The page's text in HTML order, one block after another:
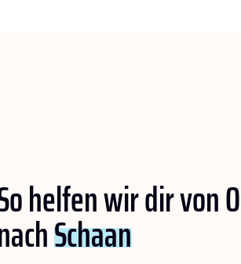
helfen wir dir von
Schaan